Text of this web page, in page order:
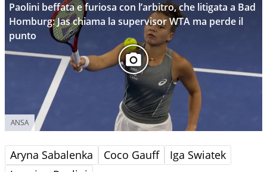
Paolini beffata e furiosa con l’arbitro, che litigata a Bad
Homburg: Jas chiama la supervisor WTA ma perde il
punto
ANSA
Aryna Sabalenka Coco Gauff
Iga Swiatek